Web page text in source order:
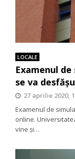
LOCALE
Examenul
se va
27 aprilie 2020,
Examenul de
online.
vine şi…